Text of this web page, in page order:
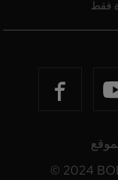
فقط
© 2024